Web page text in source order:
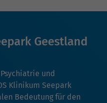
Geestland
und
Klinikum Seepark
Bedeutung für den